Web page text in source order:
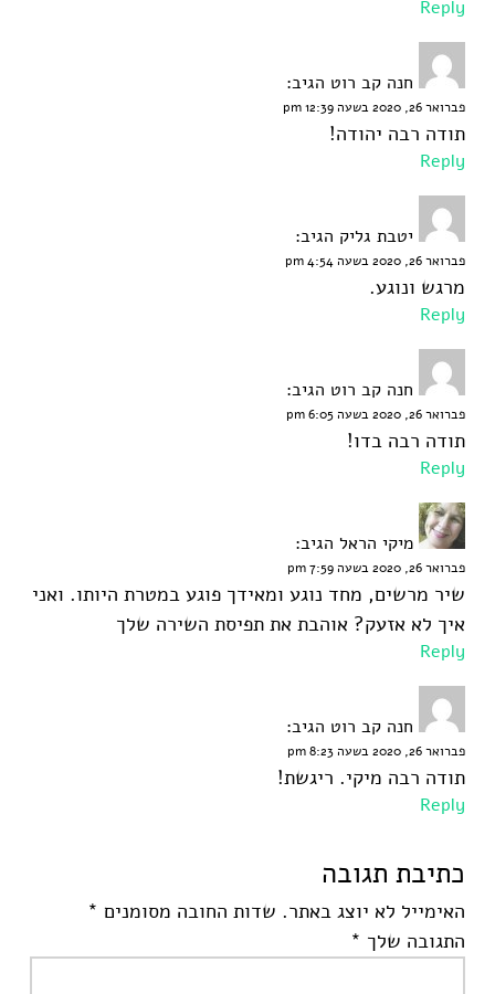
Reply
חנה קב רוט הגיב:
פברואר 26, 2020 בשעה 12:39 pm
תודה רבה יהודה!
Reply
יטבת גליק הגיב:
פברואר 26, 2020 בשעה 4:54 pm
מרגש ונוגע.
Reply
חנה קב רוט הגיב:
פברואר 26, 2020 בשעה 6:05 pm
תודה רבה בדו!
Reply
מיקי הראל הגיב:
פברואר 26, 2020 בשעה 7:59 pm
שיר מרשים, מחד נוגע ומאידך פוגע במטרת היותו. ואני
איך לא אזעק? אוהבת את תפיסת השירה שלך
Reply
חנה קב רוט הגיב:
פברואר 26, 2020 בשעה 8:23 pm
תודה רבה מיקי. ריגשת!
Reply
כתיבת תגובה
האימייל לא יוצג באתר. שדות החובה מסומנים *
התגובה שלך *